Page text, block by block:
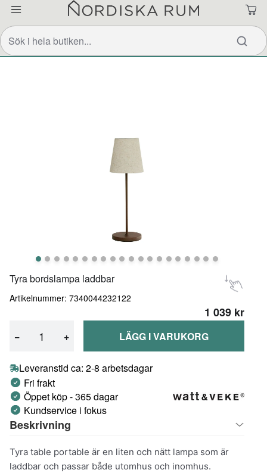
Tyra bordslampa laddbar
Artikelnummer: 7340044232122
1 039 kr
− + LÄGG I VARUKORG
Leveranstid ca: 2-8 arbetsdagar
Fri frakt
Öppet köp - 365 dagar
Kundservice i fokus
Beskrivning
Tyra table portable är en liten och nätt lampa som är
laddbar och passar både utomhus och inomhus.